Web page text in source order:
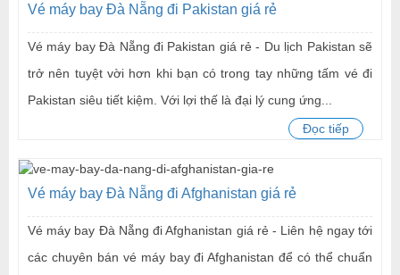
Vé máy bay Đà Nẵng đi Pakistan giá rẻ
Vé máy bay Đà Nẵng đi Pakistan giá rẻ - Du lịch Pakistan sẽ
trở nên tuyệt vời hơn khi bạn có trong tay những tấm vé đi
Pakistan siêu tiết kiệm. Với lợi thế là đại lý cung ứng...
Đọc tiếp
Vé máy bay Đà Nẵng đi Afghanistan giá rẻ
Vé máy bay Đà Nẵng đi Afghanistan giá rẻ - Liên hệ ngay tới
các chuyên bán vé máy bay đi Afghanistan để có thể chuẩn